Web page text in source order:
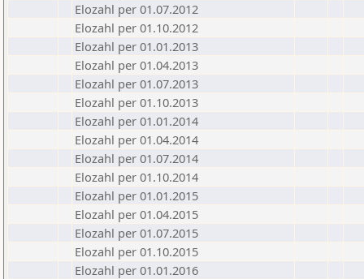
Elozahl per 01.07.2012
Elozahl per 01.10.2012
Elozahl per 01.01.2013
Elozahl per 01.04.2013
Elozahl per 01.07.2013
Elozahl per 01.10.2013
Elozahl per 01.01.2014
Elozahl per 01.04.2014
Elozahl per 01.07.2014
Elozahl per 01.10.2014
Elozahl per 01.01.2015
Elozahl per 01.04.2015
Elozahl per 01.07.2015
Elozahl per 01.10.2015
Elozahl per 01.01.2016